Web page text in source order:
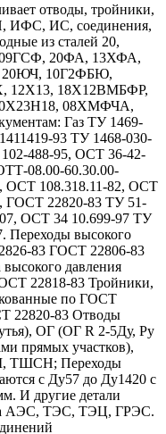
отводы, тройники,
ИФС, ИС, соединения,
из сталей 20,
20ФА, 13ХФА,
20ЮЧ, 10Г2ФБЮ,
12Х13, 18Х12ВМБФР,
08ХМФЧА,
Газ ТУ 1469-
93 ТУ 1468-030-
488-95, ОСТ 36-42-
08.00-60.30.00-
ОСТ 108.318.11-82, ОСТ
ГОСТ 22820-83 ТУ 51-
ОСТ 34 10.699-97 ТУ
Переходы высокого
83 ГОСТ 22806-83
давления
22818-83 Тройники,
кованные по ГОСТ
22820-83 Отводы
ОГ (ОГ R 2-5Ду, Ру
прямых участков),
ТШСН; Переходы
с Ду57 до Ду1420 с
И другие детали
АЭС, ТЭС, ТЭЦ, ГРЭС.